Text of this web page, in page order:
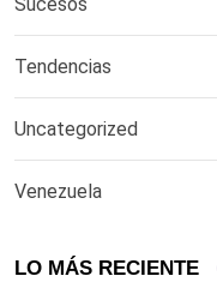
Tendencias
Uncategorized
Venezuela
LO MÁS RECIENTE